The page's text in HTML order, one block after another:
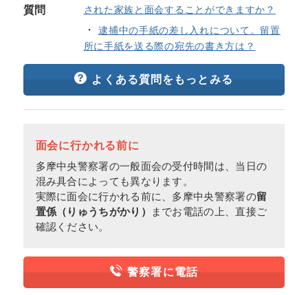
質問
された家族と面会することができますか？
逮捕中の手紙の差し入れについて。留置
所に手紙を送る際の宛先の書き方は？
よくある質問をもっとみる
面会に行かれる前に
多摩中央警察署の一般面会の受付時間は、当日の
混み具合によっても異なります。
実際に面会に行かれる前に、多摩中央警察署の留
置係（りゅうちがかり）
までお電話の上、直接ご
確認ください。
警察署に電話